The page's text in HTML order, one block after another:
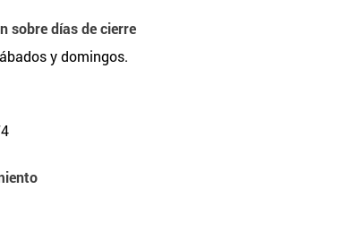
sobre días de cierre
y domingos.